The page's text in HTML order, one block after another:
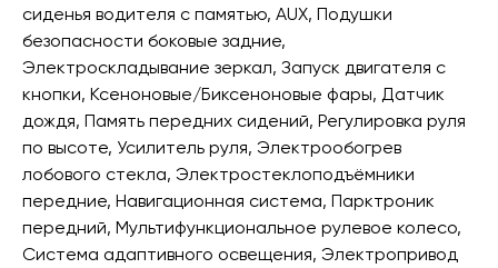
сиденья водителя с памятью, AUX, Подушки
безопасности боковые задние,
Электроскладывание зеркал, Запуск двигателя с
кнопки, Ксеноновые/Биксеноновые фары, Датчик
дождя, Память передних сидений, Регулировка руля
по высоте, Усилитель руля, Электрообогрев
лобового стекла, Электростеклоподъёмники
передние, Навигационная система, Парктроник
передний, Мультифункциональное рулевое колесо,
Система адаптивного освещения, Электропривод